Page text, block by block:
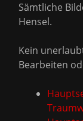
Sämtliche
Hensel.
Kein
Bearbeiten